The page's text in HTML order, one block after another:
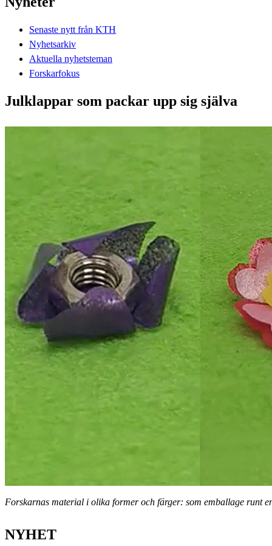
Senaste nytt från KTH
Nyhetsarkiv
Aktuella nyhetsteman
Forskarfokus
Julklappar som packar upp sig själva
Forskarnas material i olika former och färger: som emballage runt
NYHET